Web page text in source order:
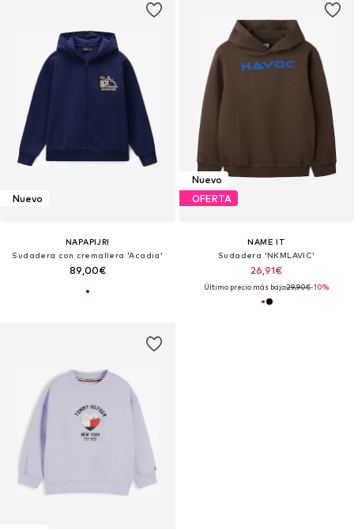
Nuevo
NAPAPIJRI
Sudadera con cremallera 'Acadia'
89,00€
Nuevo
OFERTA
NAME IT
Sudadera 'NKMLAVIC'
26,91€
Último precio más bajo:29,90€-10%